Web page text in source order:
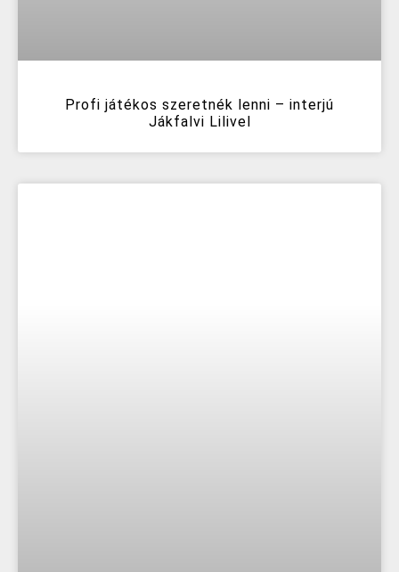
Profi játékos szeretnék lenni – interjú
Jákfalvi Lilivel